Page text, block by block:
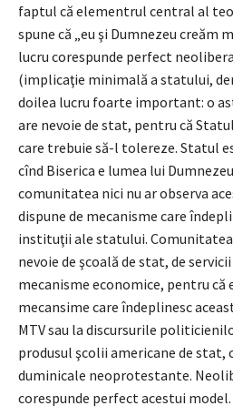
faptul că elementrul central al
spune că „eu şi Dumnezeu creăm
lucru corespunde perfect
(implicaţie minimală a statului,
doilea lucru foarte important: o
are nevoie de stat, pentru că
care trebuie să-l tolereze. Statul
cînd Biserica e lumea lui
comunitatea nici nu ar observa
dispune de mecanisme care
instituţii ale statului.
nevoie de şcoală de stat, de
mecanisme economice, pentru că
mecansime care îndeplinesc
MTV sau la discursurile
produsul şcolii americane de stat,
duminicale neoprotestante.
corespunde perfect acestui model.